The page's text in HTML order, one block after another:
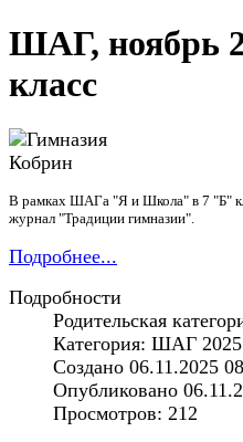
ШАГ, ноябрь
класс
В рамках ШАГа "Я и Школа" в 7 "Б"
журнал "Традиции гимназии".
Подробнее...
Подробности
Родительская
Категория: ШАГ 2025
Создано 06.11.2025
Опубликовано
Просмотров: 212